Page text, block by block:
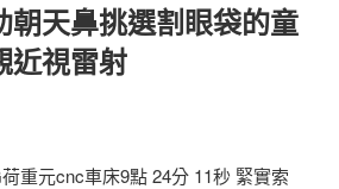
朝天鼻挑選割眼袋的童
近視雷射
重元cnc車床9點 24分 11秒 緊實索